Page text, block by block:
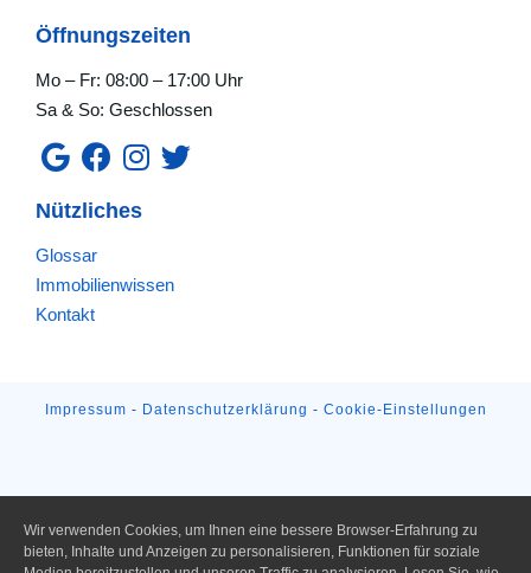
Öffnungszeiten
Mo – Fr: 08:00 – 17:00 Uhr
Sa & So: Geschlossen
Nützliches
Glossar
Immobilienwissen
Kontakt
Impressum - Datenschutzerklärung - Cookie-Einstellungen
Wir verwenden Cookies, um Ihnen eine bessere Browser-Erfahrung zu
bieten, Inhalte und Anzeigen zu personalisieren, Funktionen für soziale